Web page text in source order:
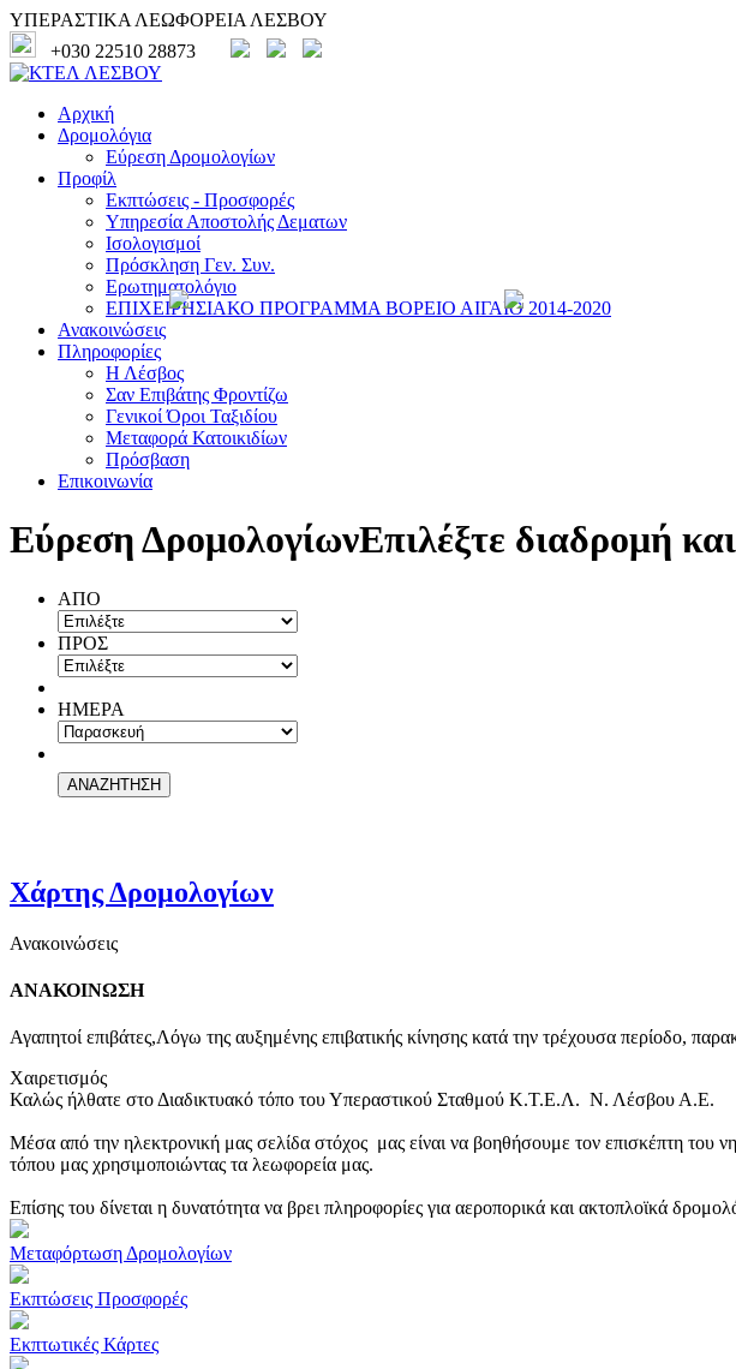
ΥΠΕΡΑΣΤΙΚΑ ΛΕΩΦΟΡΕΙΑ ΛΕΣΒΟΥ
+030 22510 28873
Αρχική
Δρομολόγια
Εύρεση Δρομολογίων
Προφίλ
Εκπτώσεις - Προσφορές
Υπηρεσία Αποστολής Δεματων
Ισολογισμοί
Πρόσκληση Γεν. Συν.
Ερωτηματολόγιο
ΕΠΙΧΕΙΡΗΣΙΑΚΟ ΠΡΟΓΡΑΜΜΑ ΒΟΡΕΙΟ ΑΙΓΑΙΟ 2014-2020
Ανακοινώσεις
Πληροφορίες
Η Λέσβος
Σαν Επιβάτης Φροντίζω
Γενικοί Όροι Ταξιδίου
Μεταφορά Κατοικιδίων
Πρόσβαση
Επικοινωνία
Εύρεση ΔρομολογίωνΕπιλέξτε διαδρομή
ΑΠΟ
ΠΡΟΣ
ΗΜΕΡΑ
Χάρτης Δρομολογίων
Ανακοινώσεις
ΑΝΑΚΟΙΝΩΣΗ
Αγαπητοί επιβάτες,Λόγω της αυξημένης επιβατικής κίνησης κατά την τρέχουσα περίοδο,
Χαιρετισμός
Καλώς ήλθατε στο Διαδικτυακό τόπο του Υπεραστικού Σταθμού Κ.Τ.Ε.Λ. Ν. Λέσβου Α.Ε.
Μέσα από την ηλεκτρονική μας σελίδα στόχος μας είναι να βοηθήσουμε τον επισκέπτη του
τόπου μας χρησιμοποιώντας τα λεωφορεία μας.
Επίσης του δίνεται η δυνατότητα να βρει πληροφορίες για αεροπορικά και ακτοπλοϊκά
Μεταφόρτωση Δρομολογίων
Εκπτώσεις Προσφορές
Εκπτωτικές Κάρτες